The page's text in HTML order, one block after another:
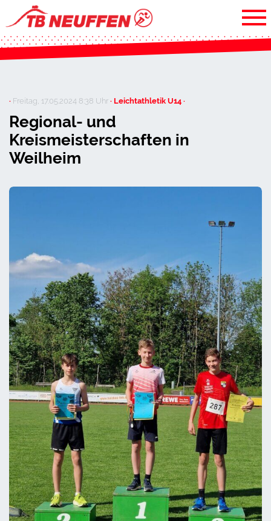
· Freitag, 17.05.2024 8:38 Uhr· Leichtathletik U14 ·
Regional- und
Kreismeisterschaften in
Weilheim